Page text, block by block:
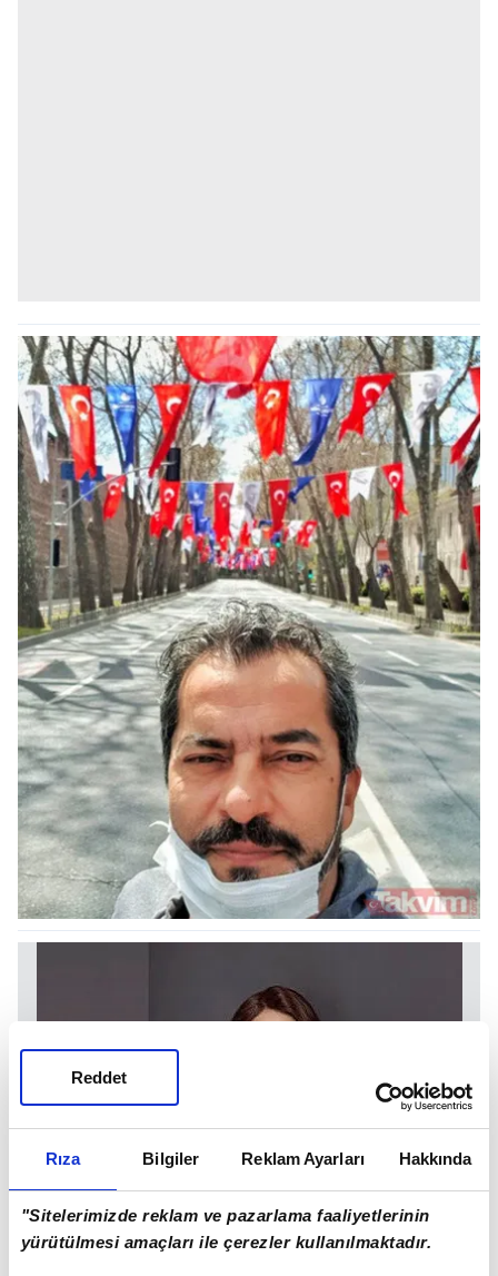
Rıza Bilgiler Reklam Ayarları Hakkında
"Sitelerimizde reklam ve pazarlama faaliyetlerinin
yürütülmesi amaçları ile çerezler kullanılmaktadır.
Reddet